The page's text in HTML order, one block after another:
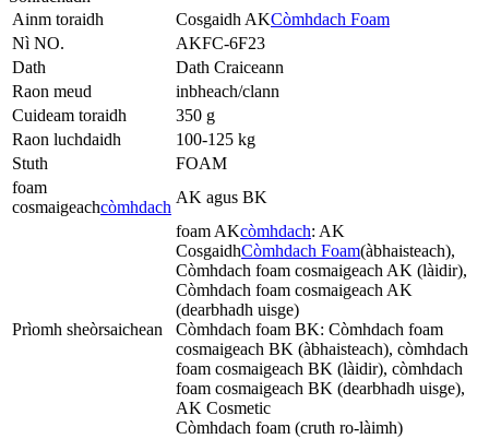
Ainm toraidh
Cosgaidh AKCòmhdach Foam
Nì NO.
AKFC-6F23
Dath
Dath Craiceann
Raon meud
inbheach/clann
Cuideam toraidh
350 g
Raon luchdaidh
100-125 kg
Stuth
FOAM
foam
cosmaigeachcòmhdach
AK agus BK
Prìomh sheòrsaichean
foam AKcòmhdach: AK
CosgaidhCòmhdach Foam(àbhaisteach),
Còmhdach foam cosmaigeach AK (làidir),
Còmhdach foam cosmaigeach AK
(dearbhadh uisge)
Còmhdach foam BK: Còmhdach foam
cosmaigeach BK (àbhaisteach), còmhdach
foam cosmaigeach BK (làidir), còmhdach
foam cosmaigeach BK (dearbhadh uisge),
AK Cosmetic
Còmhdach foam (cruth ro-làimh)